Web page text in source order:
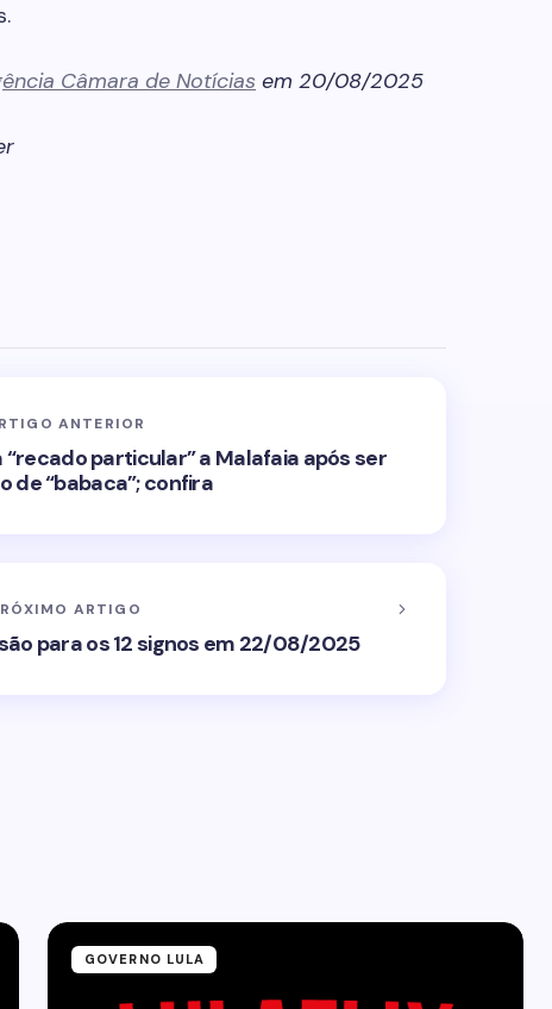
Câmara de Notícias em 20/08/2025
ANTERIOR
particular” a Malafaia após ser
de “babaca”; confira
ARTIGO
para os 12 signos em 22/08/2025
GOVERNO LULA